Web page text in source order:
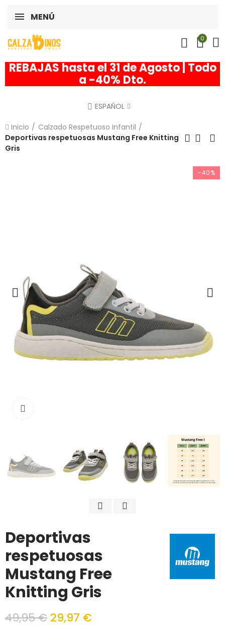
MENÚ
0
REBAJAS hasta el 31 de Agosto | Todo
a -40% Dto.
ESPAÑOL
Inicio
Calzado Respetuoso Infantil
Deportivas respetuosas Mustang Free Knitting
Gris
-40%
Deportivas
respetuosas
Mustang Free
Knitting Gris
49,95 € 29,97 €